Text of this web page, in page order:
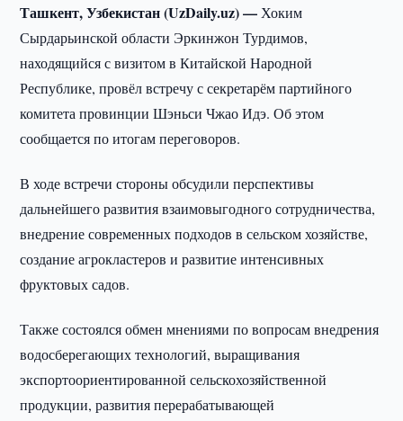
Ташкент, Узбекистан (UzDaily.uz) —Хоким
Сырдарьинской области Эркинжон Турдимов,
находящийся с визитом в Китайской Народной
Республике, провёл встречу с секретарём партийного
комитета провинции Шэньси Чжао Идэ. Об этом
сообщается по итогам переговоров.
В ходе встречи стороны обсудили перспективы
дальнейшего развития взаимовыгодного сотрудничества,
внедрение современных подходов в сельском хозяйстве,
создание агрокластеров и развитие интенсивных
фруктовых садов.
Также состоялся обмен мнениями по вопросам внедрения
водосберегающих технологий, выращивания
экспортоориентированной сельскохозяйственной
продукции, развития перерабатывающей